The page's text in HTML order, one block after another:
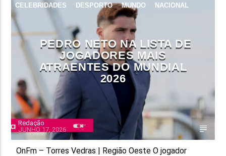
CELEBRIDADES DESPORTO MUNDO NACIONAL
NOTÍCIAS
PEDRO NETO NA LISTA DE
JOGADORES MAIS
ATRAENTES DO MUNDIAL
2026
Redação
JUNHO 17, 2026
OnFm – Torres Vedras | Região Oeste O jogador